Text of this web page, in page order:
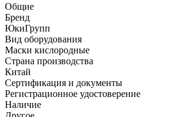
Общие
Бренд
ЮкиГрупп
Вид оборудования
Маски кислородные
Страна производства
Китай
Сертификация и документы
Регистрационное удостоверение
Наличие